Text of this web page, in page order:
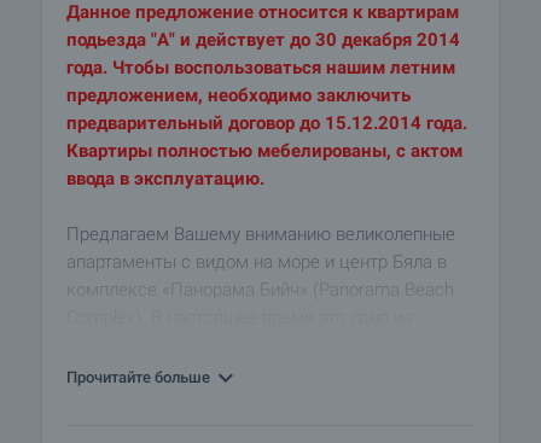
Данное предложение относится к квартирам
подьезда "А" и действует до 30 декабря 2014
года. Чтобы воспользоваться нашим летним
предложением, необходимо заключить
предварительный договор до 15.12.2014 года.
Квартиры полностью мебелированы, с актом
ввода в эксплуатацию.
Предлагаем Вашему вниманию великолепныe
апартаменты с видом на море и центр Бяла в
комплексе «Панорама Бийч» (Panorama Beach
Комплекс построен в 2007 г., есть Акт 16,
Прочитайте больше